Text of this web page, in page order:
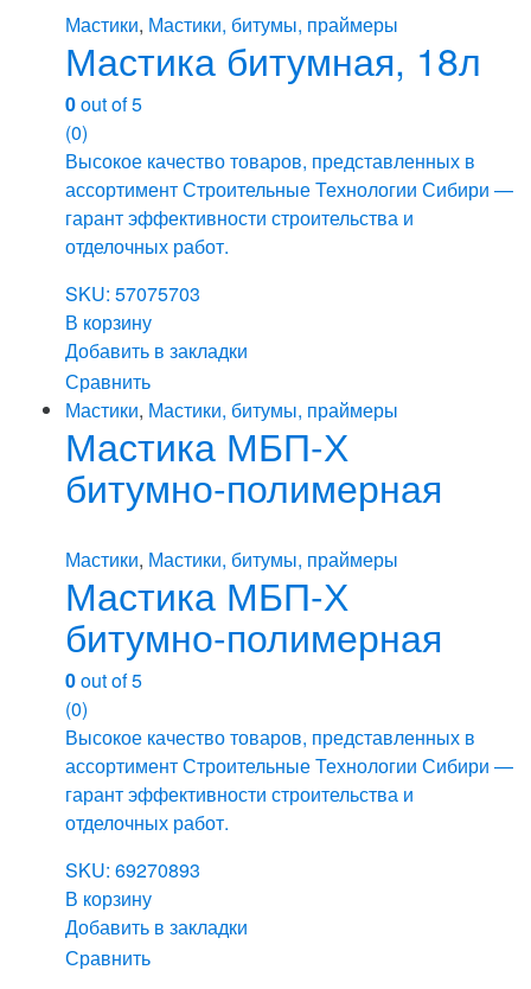
Мастики, Мастики, битумы, праймеры
Мастика битумная, 18л
0out of 5
(0)
Высокое качество товаров, представленных в
ассортимент Строительные Технологии Сибири —
гарант эффективности строительства и
отделочных работ.
SKU: 57075703
В корзину
Добавить в закладки
Сравнить
Мастики, Мастики, битумы, праймеры
Мастика МБП-Х
битумно-полимерная
Мастики, Мастики, битумы, праймеры
Мастика МБП-Х
битумно-полимерная
0out of 5
(0)
Высокое качество товаров, представленных в
ассортимент Строительные Технологии Сибири —
гарант эффективности строительства и
отделочных работ.
SKU: 69270893
В корзину
Добавить в закладки
Сравнить